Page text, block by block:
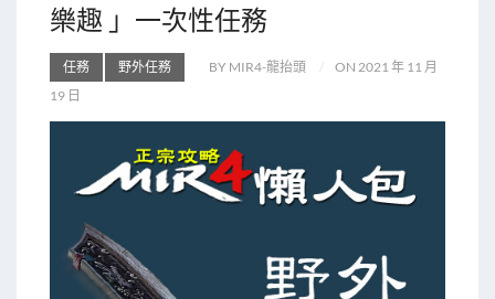
樂趣 」一次性任務
任務 野外任務 BY MIR4-龍抬頭
ON 2021 年 11 月
19 日